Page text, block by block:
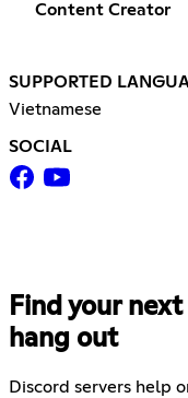
Content Creator
SUPPORTED
Vietnamese
SOCIAL
Find your
hang out
Discord servers help